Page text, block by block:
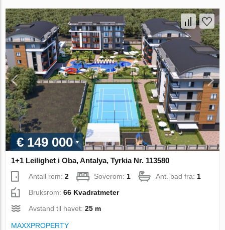
€ 149 000
1+1 Leilighet i Oba, Antalya, Tyrkia Nr. 113580
Antall rom:2 Soverom: 1 Ant. bad fra: 1
Bruksrom:66 Kvadratmeter
Avstand til havet:25 m
MAXXPROPERTY